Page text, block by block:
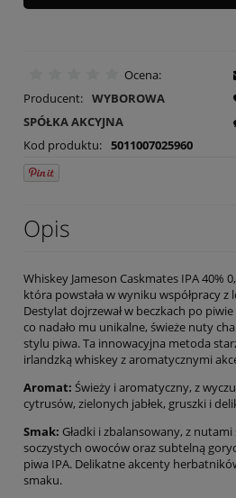
Ocena:
Producent: WYBOROWA
SPÓŁKA AKCYJNA
Kod produktu: 5011007025960
Opis
Whiskey Jameson Caskmates IPA 40%
która powstała w wyniku współpracy
Destylat dojrzewał w beczkach po
co nadało mu unikalne, świeże nuty
stylu piwa. Ta innowacyjna metoda
irlandzką whiskey z aromatycznymi
Aromat: Świeży i aromatyczny, z
cytrusów, zielonych jabłek, gruszki i
Smak: Gładki i zbalansowany, z
soczystych owoców oraz subtelną
piwa IPA. Delikatne akcenty
smaku.